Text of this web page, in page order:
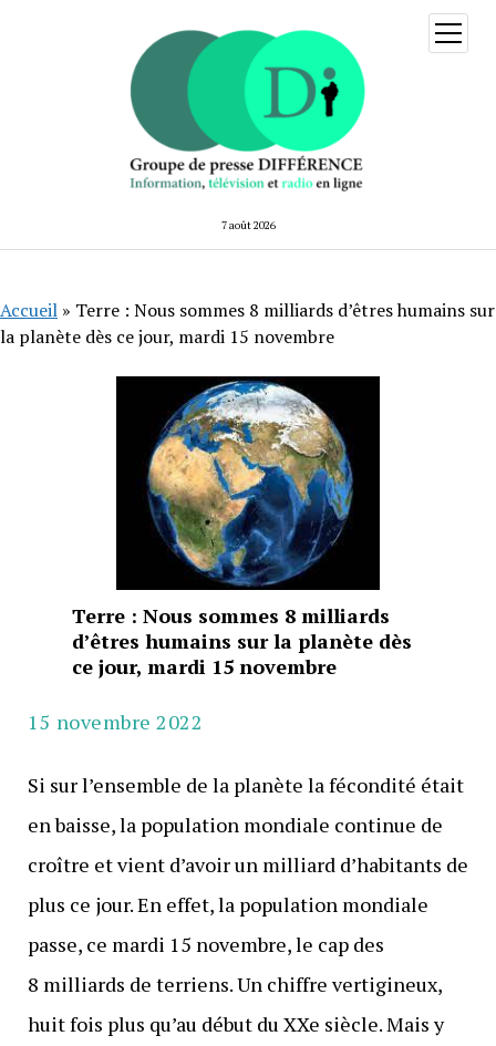
7 août 2026
ouvrir
menu
Accueil » Terre : Nous sommes 8 milliards d’êtres humains sur
la planète dès ce jour, mardi 15 novembre
Terre : Nous sommes 8 milliards
d’êtres humains sur la planète dès
ce jour, mardi 15 novembre
15 novembre 2022
Si sur l’ensemble de la planète la fécondité était
en baisse, la population mondiale continue de
croître et vient d’avoir un milliard d’habitants de
plus ce jour. En effet, la population mondiale
passe, ce mardi 15 novembre, le cap des
8 milliards de terriens. Un chiffre vertigineux,
huit fois plus qu’au début du XXe siècle. Mais y